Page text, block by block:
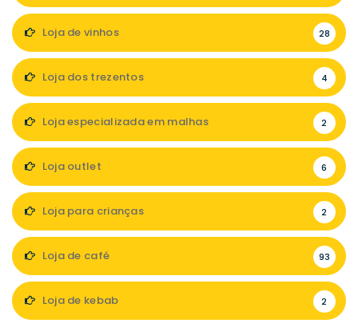
Loja de vinhos 28
Loja dos trezentos 4
Loja especializada em malhas 2
Loja outlet 6
Loja para crianças 2
Loja de café 93
Loja de kebab 2